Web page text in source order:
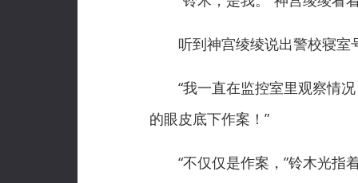
听到神宫绫绫说出警校寝室
“我一直在监控室里观察情况
的眼皮底下作案！”
“不仅仅是作案，”铃木光指着